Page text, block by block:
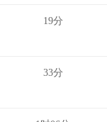
19分
33分